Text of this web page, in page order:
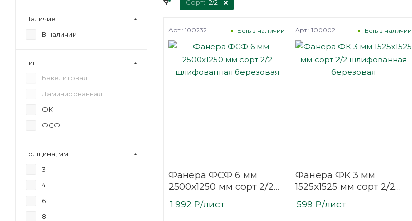
Сорт: 2/2
Фанера ФСФ 6 мм
2500х1250 мм сорт 2/2
шлифованная
березовая
Есть в наличии
Арт.: 100232
1 992 ₽/лист
Фанера ФК 3 мм
1525х1525 мм сорт 2/2
шлифованная
березовая
Есть в наличии
Арт.: 100002
599 ₽/лист
Наличие
В наличии
Тип
Бакелитовая
Ламинированная
ФК
ФСФ
Толщина, мм
3
4
6
8